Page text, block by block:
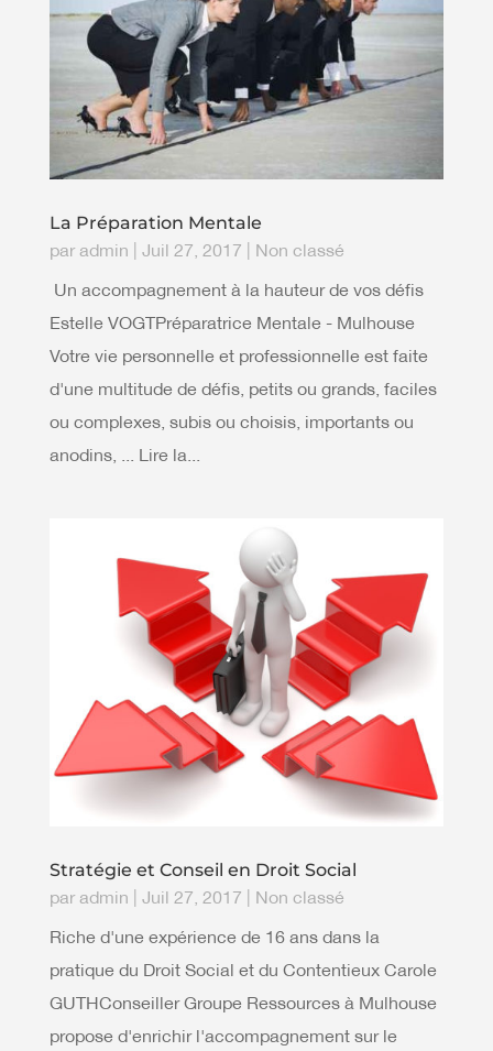
La Préparation Mentale
par admin Juil 27, 2017
Non classé
Un accompagnement à la hauteur de vos défis
Estelle VOGTPréparatrice Mentale - Mulhouse
Votre vie personnelle et professionnelle est faite
d'une multitude de défis, petits ou grands, faciles
ou complexes, subis ou choisis, importants ou
anodins, ... Lire la...
Stratégie et Conseil en Droit Social
par admin Juil 27, 2017
Non classé
Riche d'une expérience de 16 ans dans la
pratique du Droit Social et du Contentieux Carole
GUTHConseiller Groupe Ressources à Mulhouse
propose d'enrichir l'accompagnement sur le